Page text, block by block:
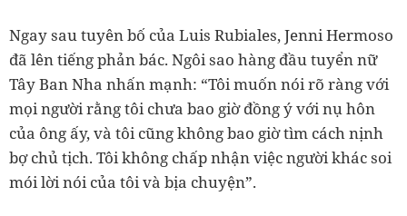
Ngay sau tuyên bố của Luis Rubiales, Jenni Hermoso
đã lên tiếng phản bác. Ngôi sao hàng đầu tuyển nữ
Tây Ban Nha nhấn mạnh: “Tôi muốn nói rõ ràng với
mọi người rằng tôi chưa bao giờ đồng ý với nụ hôn
của ông ấy, và tôi cũng không bao giờ tìm cách nịnh
bợ chủ tịch. Tôi không chấp nhận việc người khác soi
mói lời nói của tôi và bịa chuyện”.